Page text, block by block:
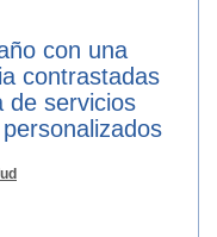
con una
contrastadas
de servicios